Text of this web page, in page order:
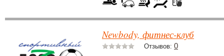
Newbody, фитнес-клуб
Отзывов: 0